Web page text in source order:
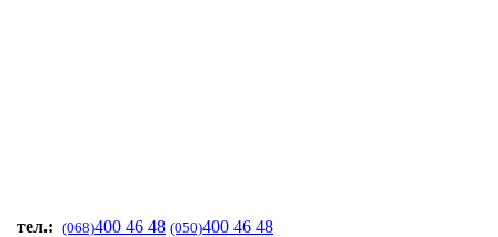
тел.: (068)400 46 48 (050)400 46 48